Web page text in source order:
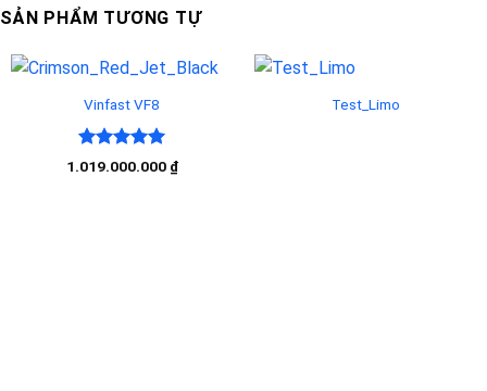
SẢN PHẨM TƯƠNG TỰ
Vinfast VF8
Được xếp
1.019.000.000 ₫
Test_Limo